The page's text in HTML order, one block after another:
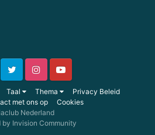
Taal Thema
Privacy Beleid
met ons op
Cookies
Nederland
by Invision Community